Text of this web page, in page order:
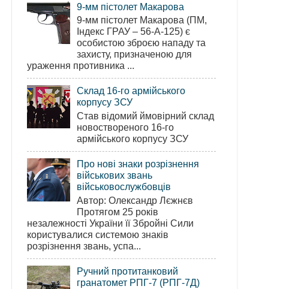
9-мм пістолет Макарова
9-мм пістолет Макарова (ПМ,
Індекс ГРАУ – 56-А-125) є
особистою зброєю нападу та
захисту, призначеною для
ураження противника ...
Склад 16-го армійського
корпусу ЗСУ
Став відомий ймовірний склад
новоствореного 16-го
армійського корпусу ЗСУ
Про нові знаки розрізнення
військових звань
військовослужбовців
Автор: Олександр Лєжнєв
Протягом 25 років
незалежності України її Збройні Сили
користувалися системою знаків
розрізнення звань, успа...
Ручний протитанковий
гранатомет РПГ-7 (РПГ-7Д)